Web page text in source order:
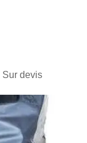
Sur devis